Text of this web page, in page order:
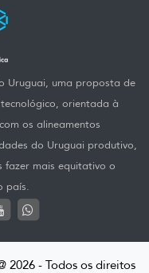
Uruguai, uma proposta de
orientada à
os alineamentos
do Uruguai produtivo,
fazer mais equitativo o
país.
2026 - Todos os direitos